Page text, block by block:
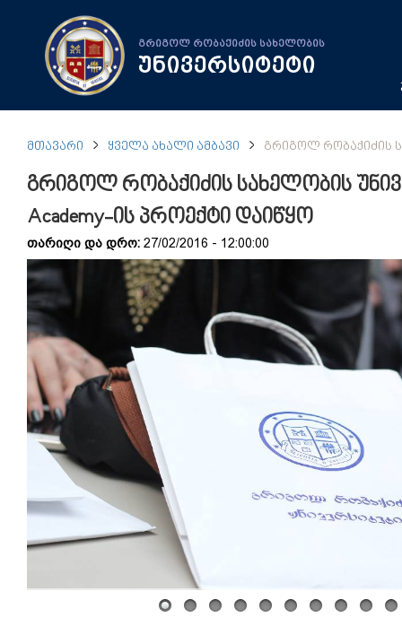
გრიგოლ რობაქიძის სახელობის
უნივერსიტეტი
ᲛᲗᲐᲕᲐᲠᲘ ᲧᲕᲔᲚᲐ ᲐᲮᲐᲚᲘ ᲐᲛᲑᲐᲕᲘ ᲒᲠᲘᲒᲝᲚ ᲠᲝᲑᲐᲥᲘᲫᲘᲡ
გრიგოლ რობაქიძის სახელობის
Academy-ის პროექტი დაიწყო
თარიღი და დრო: 27/02/2016 - 12:00:00